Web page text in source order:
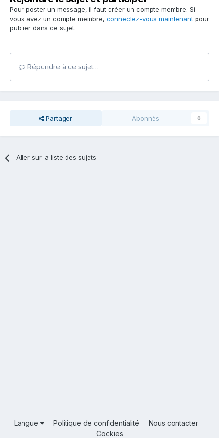
Pour poster un message, il faut créer un compte membre. Si
vous avez un compte membre, connectez-vous maintenant pour
publier dans ce sujet.
Répondre à ce sujet…
Partager Abonnés 0
Aller sur la liste des sujets
Langue Politique de confidentialité
Nous contacter
Cookies